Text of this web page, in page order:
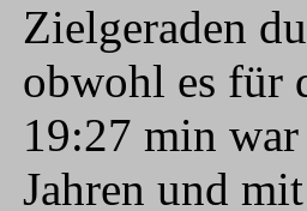
Zielgeraden
obwohl es für
19:27 min
Jahren und